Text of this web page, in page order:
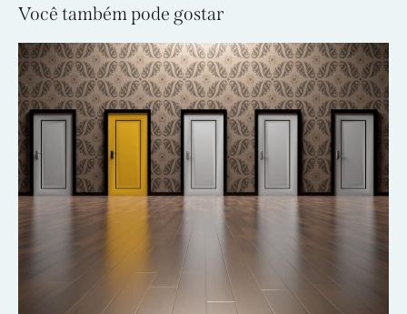
Você também pode gostar